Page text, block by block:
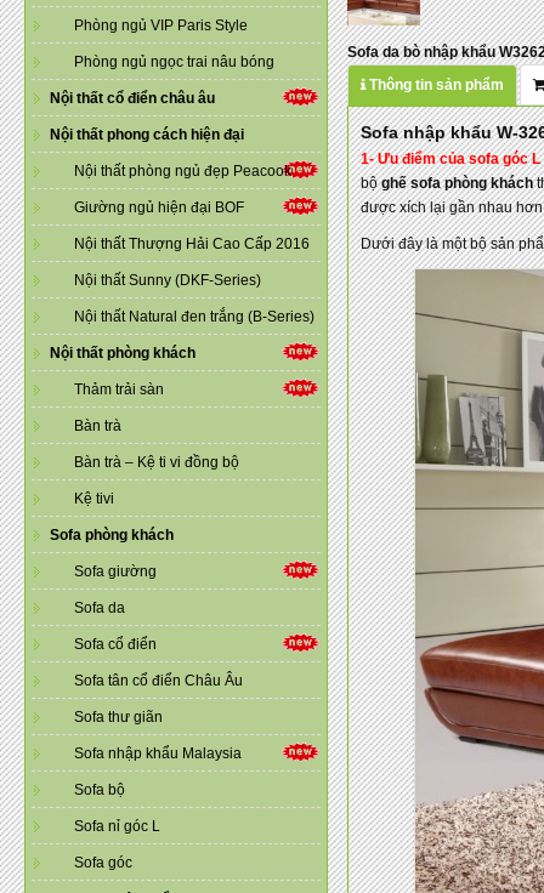
Phòng ngủ VIP Paris Style
Phòng ngủ ngọc trai nâu bóng
Nội thất cổ điển châu âu
Nội thất phong cách hiện đại
Nội thất phòng ngủ đẹp Peacook
Giường ngủ hiện đại BOF
Nội thất Thượng Hải Cao Cấp 2016
Nội thất Sunny (DKF-Series)
Nội thất Natural đen trắng (B-Series)
Nội thất phòng khách
Thảm trải sàn
Bàn trà
Bàn trà – Kệ ti vi đồng bộ
Kệ tivi
Sofa phòng khách
Sofa giường
Sofa da
Sofa cổ điển
Sofa tân cổ điển Châu Âu
Sofa thư giãn
Sofa nhập khẩu Malaysia
Sofa bộ
Sofa nỉ góc L
Sofa góc
Sofa da bò nhập khẩu
Thông tin sản phẩm
Sofa nhập khẩu W-
1- Ưu điểm của sofa góc
bộghế sofa phòng khách
được xích lại gần nhau
Dưới đây là một bộ sản